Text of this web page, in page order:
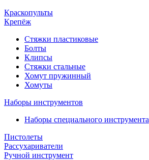
Краскопульты
Крепёж
Стяжки пластиковые
Болты
Клипсы
Стяжки стальные
Хомут пружинный
Хомуты
Наборы инструментов
Наборы специального инструмента
Пистолеты
Рассухариватели
Ручной инструмент